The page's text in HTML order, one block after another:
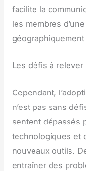
facilite la
les membres
Les défis à relever
Cependant,
n’est pas sans
sentent dépassés
technologiques et
nouveaux outils.
entraîner des